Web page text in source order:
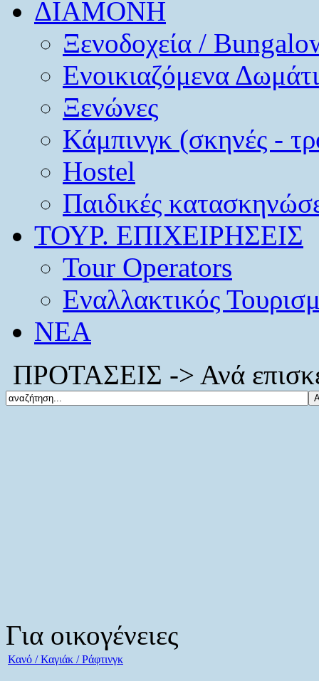
ΔΙΑΜΟΝΗ
Ξενοδοχεία /
Ενοικιαζόμενα
Ξενώνες
Κάμπινγκ (σκηνές -
Hostel
Παιδικές
ΤΟΥΡ. ΕΠΙΧΕΙΡΗΣΕΙΣ
Tour Operators
Εναλλακτικός
ΝΕΑ
ΠΡΟΤΑΣΕΙΣ -> Ανά
Για οικογένειες
Κανό / Καγιάκ / Ράφτινγκ